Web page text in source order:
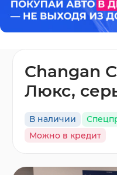
Changan
Люкс,
В наличии
Можно в кредит